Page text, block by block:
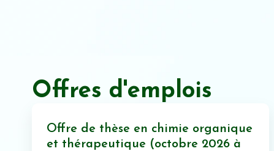
Offres d'emplois
Offre de thèse en chimie organique
et thérapeutique (octobre 2026 à